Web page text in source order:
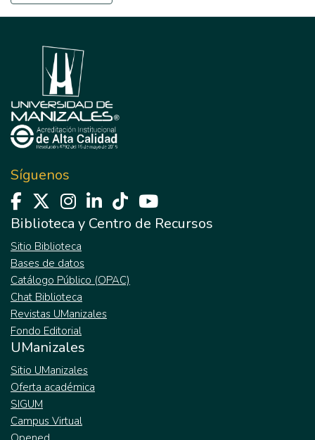
Síguenos
Biblioteca y Centro de Recursos
Sitio Biblioteca
Bases de datos
Catálogo Público (OPAC)
Chat Biblioteca
Revistas UManizales
Fondo Editorial
UManizales
Sitio UManizales
Oferta académica
SIGUM
Campus Virtual